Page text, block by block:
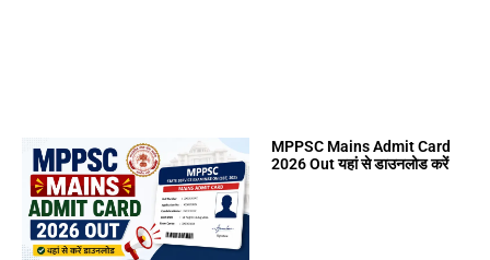
MPPSC Mains Admit Card
2026 Out यहां से डाउनलोड करें